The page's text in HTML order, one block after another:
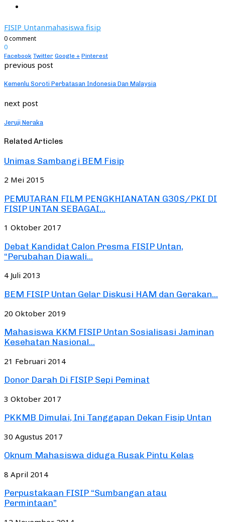
FISIP Untanmahasiswa fisip
0 comment
0
Facebook Twitter Google + Pinterest
previous post
Kemenlu Soroti Perbatasan Indonesia Dan Malaysia
next post
Jeruji Neraka
Related Articles
Unimas Sambangi BEM Fisip
2 Mei 2015
PEMUTARAN FILM PENGKHIANATAN G30S/PKI DI
FISIP UNTAN SEBAGAI...
1 Oktober 2017
Debat Kandidat Calon Presma FISIP Untan,
“Perubahan Diawali...
4 Juli 2013
BEM FISIP Untan Gelar Diskusi HAM dan Gerakan...
20 Oktober 2019
Mahasiswa KKM FISIP Untan Sosialisasi Jaminan
Kesehatan Nasional...
21 Februari 2014
Donor Darah Di FISIP Sepi Peminat
3 Oktober 2017
PKKMB Dimulai, Ini Tanggapan Dekan Fisip Untan
30 Agustus 2017
Oknum Mahasiswa diduga Rusak Pintu Kelas
8 April 2014
Perpustakaan FISIP “Sumbangan atau
Permintaan”